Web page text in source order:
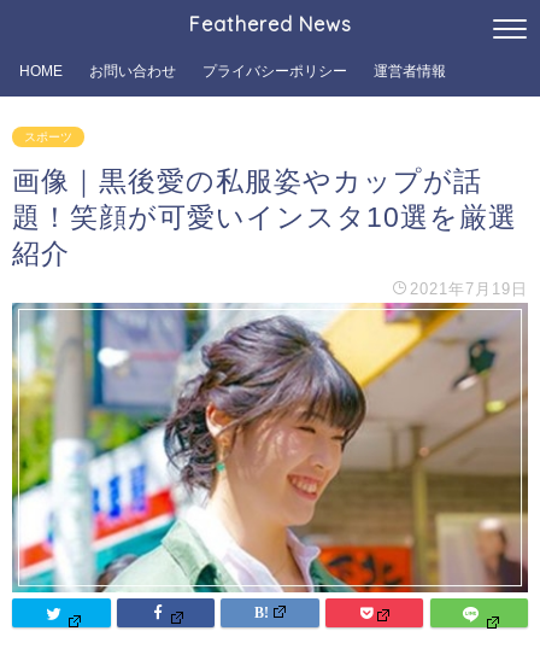
Feathered News
HOME お問い合わせ プライバシーポリシー 運営者情報
スポーツ
画像｜黒後愛の私服姿やカップが話
題！笑顔が可愛いインスタ10選を厳選
紹介
2021年7月19日